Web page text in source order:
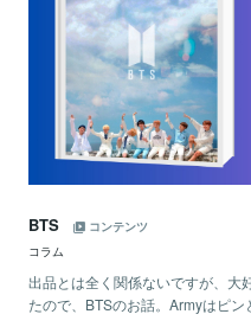
BTS
コンテンツ
コラム
出品とは全く関係ないですが、大
たので、BTSのお話。Armyはピン